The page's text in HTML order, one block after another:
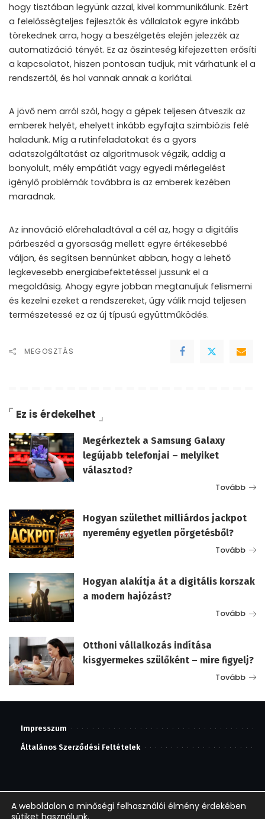
hogy tisztában legyünk azzal, kivel kommunikálunk. Ezért
a felelősségteljes fejlesztők és vállalatok egyre inkább
törekednek arra, hogy a beszélgetés elején jelezzék az
automatizáció tényét. Ez az őszinteség kifejezetten erősíti
a kapcsolatot, hiszen pontosan tudjuk, mit várhatunk el a
rendszertől, és hol vannak annak a korlátai.
A jövő nem arról szól, hogy a gépek teljesen átveszik az
emberek helyét, ehelyett inkább egyfajta szimbiózis felé
haladunk. Míg a rutinfeladatokat és a gyors
adatszolgáltatást az algoritmusok végzik, addig a
bonyolult, mély empátiát vagy egyedi mérlegelést
igénylő problémák továbbra is az emberek kezében
maradnak.
Az innováció előrehaladtával a cél az, hogy a digitális
párbeszéd a gyorsaság mellett egyre értékesebbé
váljon, és segítsen bennünket abban, hogy a lehető
legkevesebb energiabefektetéssel jussunk el a
megoldásig. Ahogy egyre jobban megtanuljuk felismerni
és kezelni ezeket a rendszereket, úgy válik majd teljesen
természetessé ez az új típusú együttműködés.
MEGOSZTÁS
Ez is érdekelhet
Megérkeztek a Samsung Galaxy
legújabb telefonjai – melyiket
választod?
Tovább
Hogyan születhet milliárdos jackpot
nyeremény egyetlen pörgetésből?
Tovább
Hogyan alakítja át a digitális korszak
a modern hajózást?
Tovább
Otthoni vállalkozás indítása
kisgyermekes szülőként – mire figyelj?
Tovább
Impresszum
Általános Szerződési Feltételek
A weboldalon a minőségi felhasználói élmény érdekében
sütiket használunk.